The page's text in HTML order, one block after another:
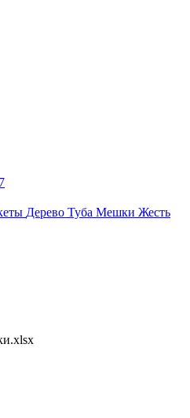
Дерево Туба Мешки Жесть